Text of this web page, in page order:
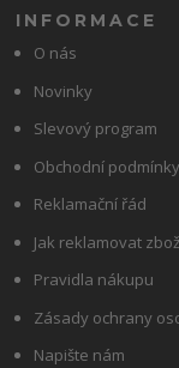
INFORMACE
O nás
Novinky
Slevový program
Obchodní podmínky
Reklamační řád
Jak reklamovat
Pravidla nákupu
Zásady ochrany
Napište nám